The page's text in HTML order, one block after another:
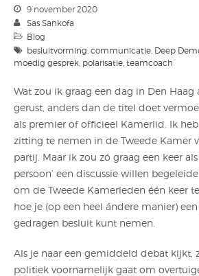
9 november 2020
Sas Sankofa
Blog
besluitvorming communicatie Deep
moedig gesprek polarisatie teamcoach
Wat zou ik graag een dag in Den Haag
gerust, anders dan de titel doet
als premier of officieel Kamerlid. Ik
zitting te nemen in de Tweede Kamer
partij. Maar ik zou zó graag een keer
persoon’ een discussie willen
om de Tweede Kamerleden één keer
hoe je (op een heel ándere manier)
gedragen besluit kunt nemen.
Als je naar een gemiddeld debat kijkt,
politiek voornamelijk gaat om